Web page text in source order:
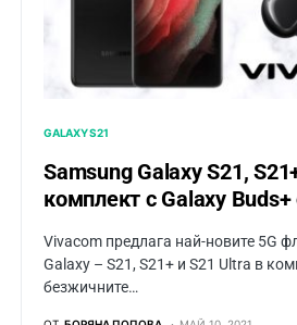
GALAXY S21
Samsung Galaxy S21,
комплект с Galaxy
Vivacom предлага най-новите 5G
Galaxy – S21, S21+ и S21 Ultra в
безжичните…